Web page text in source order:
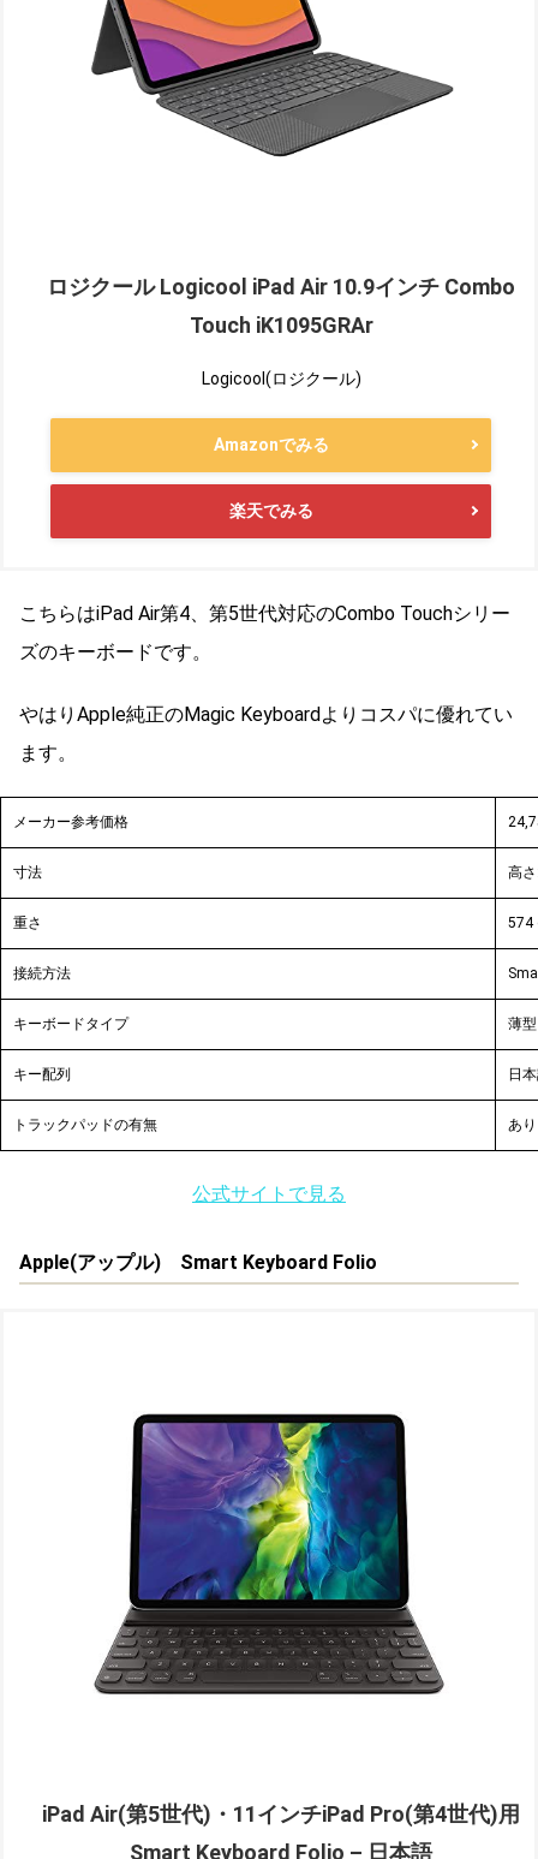
ロジクール Logicool iPad Air 10.9インチ Combo
Touch iK1095GRAr
Logicool(ロジクール)
Amazonでみる
楽天でみる
こちらはiPad Air第4、第5世代対応のCombo Touchシリー
ズのキーボードです。
やはりApple純正のMagic Keyboardよりコスパに優れてい
ます。
メーカー参考価格
寸法 高
重さ 574
接続方法
キーボードタイプ 薄型
キー配列 日
トラックパッドの有無 あり
公式サイトで見る
Apple(アップル) Smart Keyboard Folio
iPad Air(第5世代)・11インチiPad Pro(第4世代)用
Smart Keyboard Folio – 日本語